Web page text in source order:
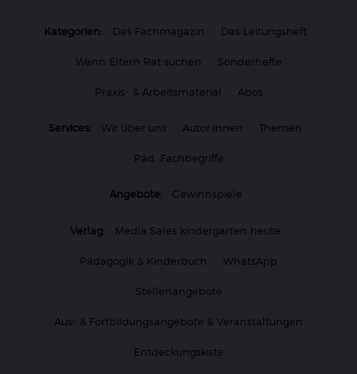
Kategorien: Das Fachmagazin Das Leitungsheft
Wenn Eltern Rat suchen Sonderhefte
Praxis- & Arbeitsmaterial Abos
Services: Wir über uns Autor:innen Themen
Päd. Fachbegriffe
Angebote: Gewinnspiele
Verlag: Media Sales kindergarten heute
Pädagogik & Kinderbuch WhatsApp
Stellenangebote
Aus- & Fortbildungsangebote & Veranstaltungen
Entdeckungskiste